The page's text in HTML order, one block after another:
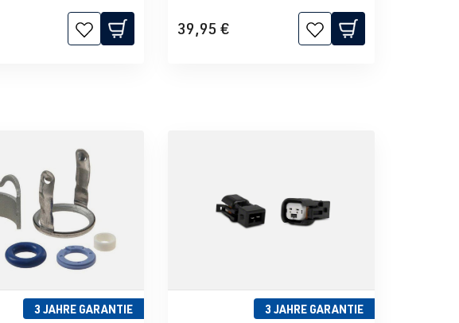
39,95 €
3 JAHRE GARANTIE 3 JAHRE GARANTIE